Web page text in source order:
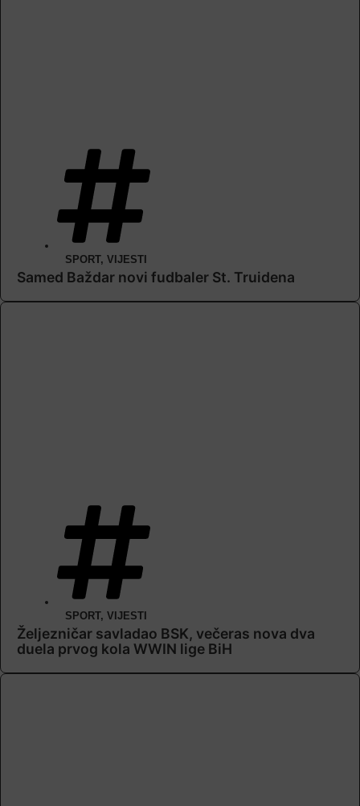
SPORT, VIJESTI
Samed Baždar novi fudbaler St. Truidena
SPORT, VIJESTI
Željezničar savladao BSK, večeras nova dva
duela prvog kola WWIN lige BiH